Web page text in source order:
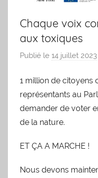
Chaque voix
aux toxiques
Publié le 14 juillet 2023
1 million de citoyens
représentants au
demander de voter
de la nature.
ET ÇA A MARCHE !
Nous devons